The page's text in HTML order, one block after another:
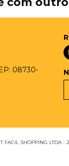
08730-
FACIL SHOPPING LTDA -